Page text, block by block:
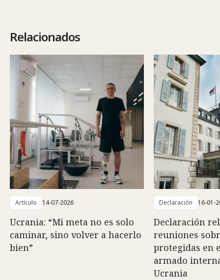
Relacionados
Artículo 14-07-2026
Ucrania: “Mi meta no es solo
caminar, sino volver a hacerlo
bien”
Declaración 16-01-
Declaración
reuniones
protegidas en
armado
Ucrania